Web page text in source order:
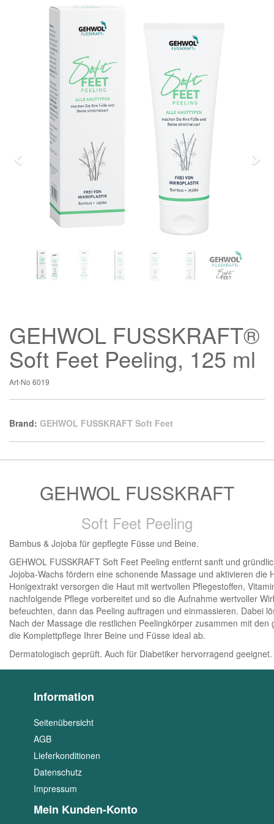
Previous
GEHWOL FUSSKRAFT®
Soft Feet Peeling, 125 ml
Art-No 6019
Brand: GEHWOL FUSSKRAFT Soft Feet
GEHWOL FUSSKRAFT
Soft Feet Peeling
Bambus & Jojoba für gepflegte Füsse und Beine.
GEHWOL FUSSKRAFT Soft Feet Peeling entfernt sanft und
Jojoba-Wachs fördern eine schonende Massage und aktivieren
Honigextrakt versorgen die Haut mit wertvollen Pflegestoffen,
nachfolgende Pflege vorbereitet und so die Aufnahme wertvoller
befeuchten, dann das Peeling auftragen und einmassieren. Dabei
Nach der Massage die restlichen Peelingkörper zusammen mit
die Komplettpflege Ihrer Beine und Füsse ideal ab.
Dermatologisch geprüft. Auch für Diabetiker hervorragend geeignet.
Information
Seitenübersicht
AGB
Lieferkonditionen
Datenschutz
Impressum
Mein Kunden-Konto